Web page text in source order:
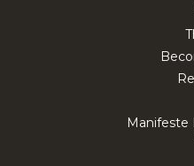
Manifeste